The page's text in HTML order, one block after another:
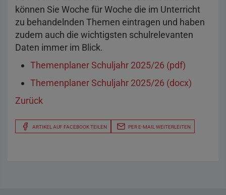
können Sie Woche für Woche die im Unterricht
zu behandelnden Themen eintragen und haben
zudem auch die wichtigsten schulrelevanten
Daten immer im Blick.
Themenplaner Schuljahr 2025/26 (pdf)
Themenplaner Schuljahr 2025/26 (docx)
Zurück
ARTIKEL AUF FACEBOOK TEILEN PER E-MAIL WEITERLEITEN